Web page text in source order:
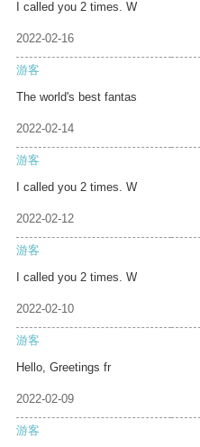
I called you 2 times. W
2022-02-16
游客
The world's best fantas
2022-02-14
游客
I called you 2 times. W
2022-02-12
游客
I called you 2 times. W
2022-02-10
游客
Hello, Greetings fr
2022-02-09
游客